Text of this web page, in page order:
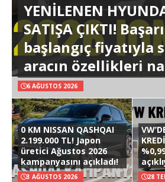
YENİLENEN
SATIŞA ÇIKTI!
başlangıç fiyatıyla
aracın özellikleri
6 AĞUSTOS 2026
0 KM NISSAN QASHQAI
2.199.000 TL! Japon
üretici Ağustos 2026
kampanyasını açıkladı!
3 AĞUSTOS 2026 28